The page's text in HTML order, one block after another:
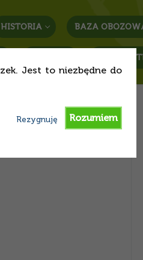
Jest to niezbędne do
Rozumiem
Rezygnuję
HISTORIA BAZA